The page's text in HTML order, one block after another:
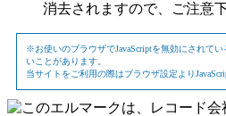
消去されますので、ご注意下
※お使いのブラウザでJavaScriptを無効にされて
いことがあります。
当サイトをご利用の際はブラウザ設定より